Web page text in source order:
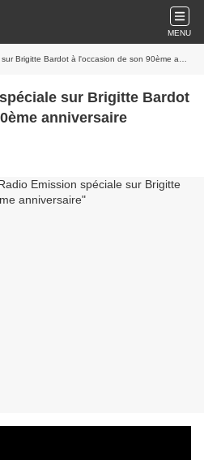
MENU
Bardot à l'occasion de son 90ème anniversaire
sur Brigitte Bardot
anniversaire